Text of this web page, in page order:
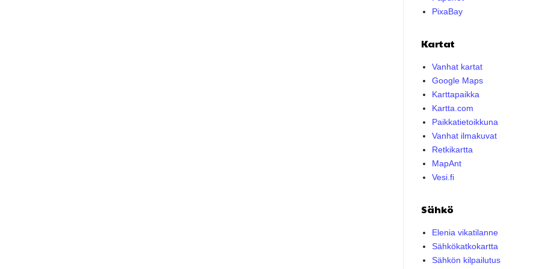
PixaBay
Kartat
Vanhat kartat
Google Maps
Karttapaikka
Kartta.com
Paikkatietoikkuna
Vanhat ilmakuvat
Retkikartta
MapAnt
Vesi.fi
Sähkö
Elenia vikatilanne
Sähkökatkokartta
Sähkön kilpailutus